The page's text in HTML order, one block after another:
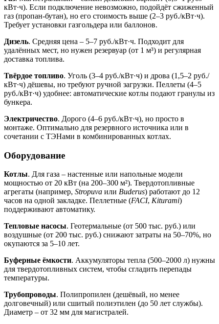
кВт·ч). Если подключение невозможно, подойдёт сжиженный
газ (пропан-бутан), но его стоимость выше (2–3 руб./кВт·ч).
Требует установки газгольдера или баллонов.
Дизель. Средняя цена – 5–7 руб./кВт·ч. Подходит для
удалённых мест, но нужен резервуар (от 1 м³) и регулярная
доставка топлива.
Твёрдое топливо. Уголь (3–4 руб./кВт·ч) и дрова (1,5–2 руб./
кВт·ч) дёшевы, но требуют ручной загрузки. Пеллеты (4–5
руб./кВт·ч) удобнее: автоматические котлы подают гранулы из
бункера.
Электричество. Дорого (4–6 руб./кВт·ч), но просто в
монтаже. Оптимально для резервного источника или в
сочетании с ТЭНами в комбинированных котлах.
Оборудование
Котлы. Для газа – настенные или напольные модели
мощностью от 20 кВт (на 200–300 м²). Твердотопливные
агрегаты (например, Stropuva или Buderus) работают до 12
часов на одной закладке. Пеллетные (FACI, Kiturami)
поддерживают автоматику.
Тепловые насосы. Геотермальные (от 500 тыс. руб.) или
воздушные (от 200 тыс. руб.) снижают затраты на 50–70%, но
окупаются за 5–10 лет.
Буферные ёмкости. Аккумуляторы тепла (500–2000 л) нужны
для твердотопливных систем, чтобы сгладить перепады
температуры.
Трубопроводы. Полипропилен (дешёвый, но менее
долговечный) или сшитый полиэтилен (до 50 лет службы).
Диаметр – от 32 мм для магистралей.